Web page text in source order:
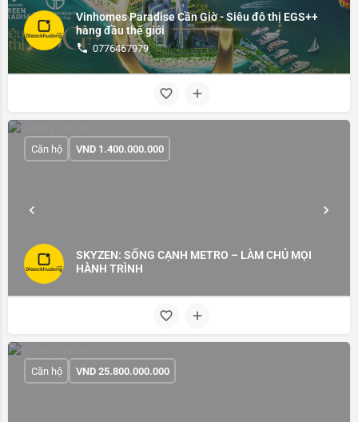
Vinhomes Paradise Cần Giờ - Siêu đô thị EGS++
hàng đầu thế giới
0776467979
SKYZEN: SỐNG CẠNH METRO – LÀM CHỦ MỌI
HÀNH TRÌNH
Căn hộ VND 1.400.000.000
Căn hộ VND 25.800.000.000